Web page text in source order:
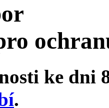
ke dni
.